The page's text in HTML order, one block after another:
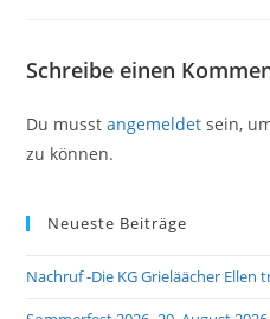
Schreibe einen
Du musstangemeldet sein,
zu können.
Neueste Beiträge
Nachruf -Die KG Grieläächer